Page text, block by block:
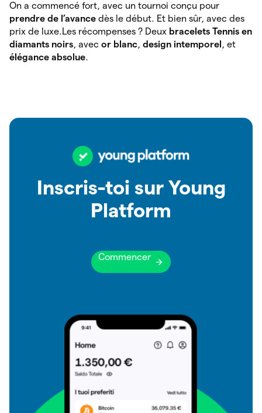
On a commencé fort, avec un tournoi conçu pour
prendre de l’avance dès le début. Et bien sûr, avec des
prix de luxe.Les récompenses ? Deux bracelets Tennis en
diamants noirs, avec or blanc, design intemporel , et
élégance absolue.
Inscris-toi sur Young
Platform
Commencer